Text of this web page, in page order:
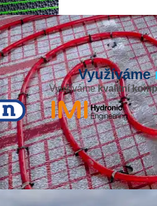
Využíváme
Využívámekvalitní